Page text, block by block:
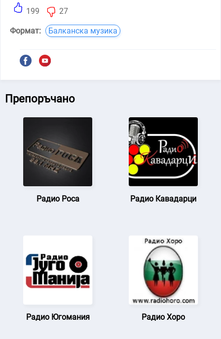
199 27
Формат: Балканска музика
Препоръчано
Радио Роса Радио Кавадарци
Радио Югомания Радио Хоро